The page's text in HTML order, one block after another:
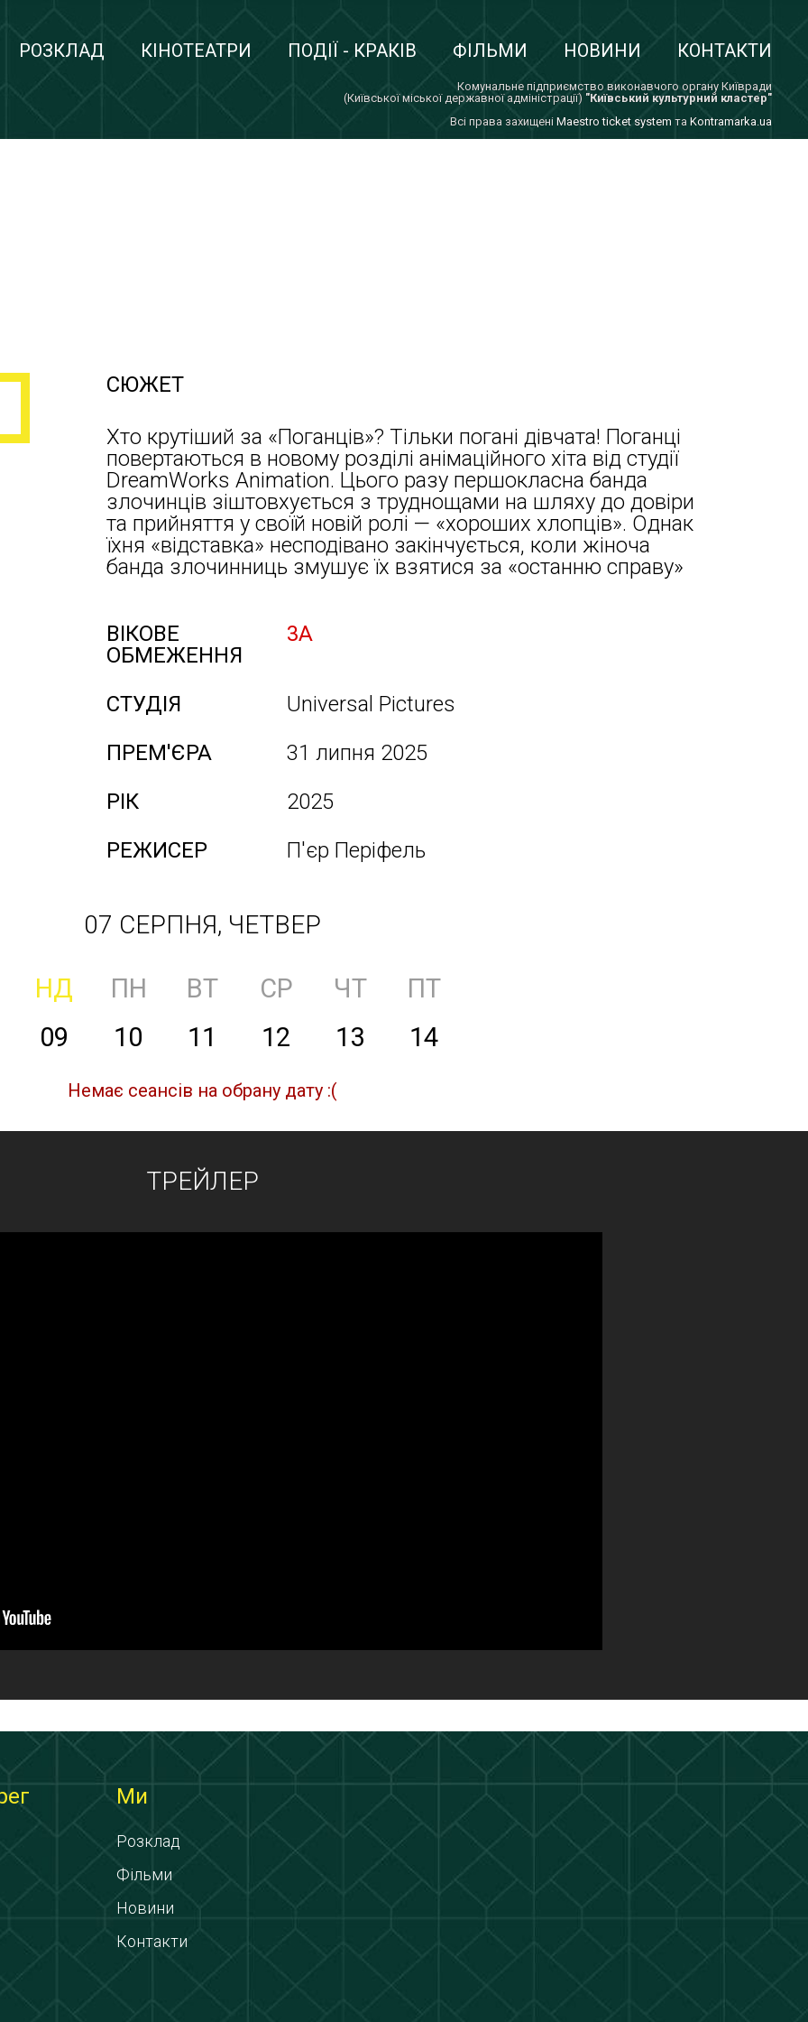
РОЗКЛАД КІНОТЕАТРИ ПОДІЇ - КРАКІВ ФІЛЬМИ НОВИНИ КОНТАКТИ
Комунальне підприємство виконавчого органу Київради
(Київської міської державної адміністрації) "Київський культурний кластер"
Всi права захищенi Maestro ticket system та Kontramarka.ua
СЮЖЕТ
Хто крутіший за «Поганців»? Тільки погані дівчата! Поганці
повертаються в новому розділі анімаційного хіта від студії
DreamWorks Animation. Цього разу першокласна банда
злочинців зіштовхується з труднощами на шляху до довіри
та прийняття у своїй новій ролі — «хороших хлопців». Однак
їхня «відставка» несподівано закінчується, коли жіноча
банда злочинниць змушує їх взятися за «останню справу»
ВІКОВЕ
ОБМЕЖЕННЯ
3А
СТУДІЯ
Universal Pictures
ПРЕМ'ЄРА
31 липня 2025
РІК
2025
РЕЖИСЕР
П'єр Періфель
07 СЕРПНЯ, ЧЕТВЕР
НД ПН ВТ СР ЧТ
ПТ
09 10 11 12 13 14
Немає сеансів на обрану дату :(
ТРЕЙЛЕР
Ми
Розклад
Фільми
Новини
Контакти